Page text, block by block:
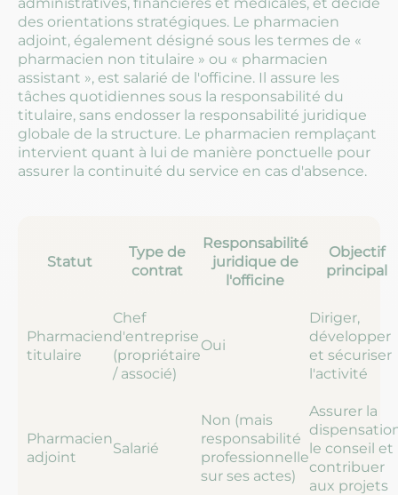
des orientations stratégiques. Le pharmacien
adjoint, également désigné sous les termes de «
pharmacien non titulaire » ou « pharmacien
assistant », est salarié de l'officine. Il assure les
tâches quotidiennes sous la responsabilité du
titulaire, sans endosser la responsabilité juridique
globale de la structure. Le pharmacien remplaçant
intervient quant à lui de manière ponctuelle pour
assurer la continuité du service en cas d'absence.
Statut
Type de
contrat
Responsabilité
juridique de
l'officine
Objectif
principal
Pharmacien
titulaire
Chef
d'entreprise
(propriétaire
/ associé)
Oui
Diriger,
développer
et sécuriser
l'activité
Pharmacien
adjoint
Salarié
Non (mais
responsabilité
professionnelle
sur ses actes)
Assurer la
le conseil et
contribuer
aux projets